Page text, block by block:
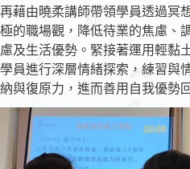
再藉由曉柔講師帶領學員透過冥
極的職場觀，降低待業的焦慮、
慮及生活優勢。緊接著運用輕黏
學員進行深層情緒探索，練習與
納與復原力，進而善用自我優勢